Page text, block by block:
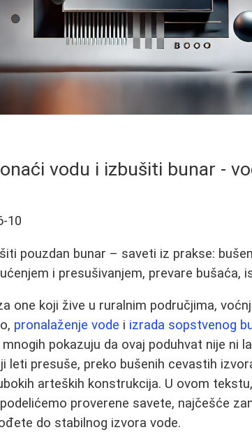
vodu i izbušiti bunar -
10
pouzdan bunar – saveti iz prakse:
i presušivanjem, prevare bušaća,
one koji žive u ruralnim područjima,
pronalaženje vode i izrada sopstvenog
pokazuju da ovaj poduhvat nije ni
leti presuše, preko bušenih cevastih
arteških konstrukcija. U ovom
proverene savete, najčešće
do stabilnog izvora vode.